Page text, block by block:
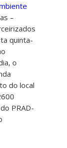
–
quinta-
o
do local
PRAD-